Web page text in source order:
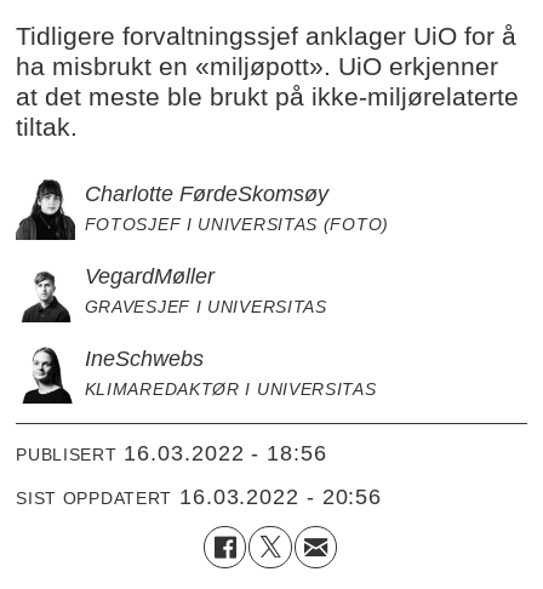
Tidligere forvaltningssjef anklager UiO for å
ha misbrukt en «miljøpott». UiO erkjenner
at det meste ble brukt på ikke-miljørelaterte
tiltak.
Charlotte FørdeSkomsøy
FOTOSJEF I UNIVERSITAS (FOTO)
VegardMøller
GRAVESJEF I UNIVERSITAS
IneSchwebs
KLIMAREDAKTØR I UNIVERSITAS
PUBLISERT 16.03.2022 - 18:56
SIST OPPDATERT 16.03.2022 - 20:56